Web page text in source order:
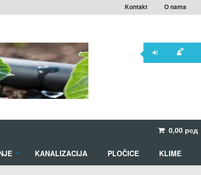
Kontakt O nama
0,00 рсд
KANALIZACIJA PLOČICE KLIME